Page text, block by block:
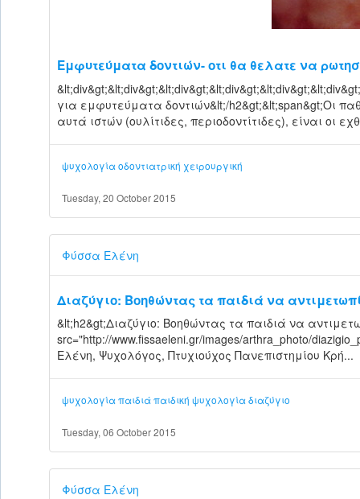
Εμφυτεύματα δοντιών- οτι θα θελατε να
για εμφυτεύματα δοντιών&lt;/h2&gt;&lt;span&gt;Οι
αυτά ιστών (ουλίτιδες, περιοδοντίτιδες), είναι οι
ψυχολογίαοδοντιατρική χειρουργική
Tuesday, 20 October 2015
Φύσσα Ελένη
Διαζύγιο: Βοηθώντας τα παιδιά να
&lt;h2&gt;Διαζύγιο: Βοηθώντας τα παιδιά να
src="http://www.fissaeleni.gr/images/arthra_photo/
Ελένη, Ψυχολόγος, Πτυχιούχος Πανεπιστημίου Κρή...
ψυχολογίαπαιδιάπαιδική ψυχολογίαδιαζύγιο
Tuesday, 06 October 2015
Φύσσα Ελένη